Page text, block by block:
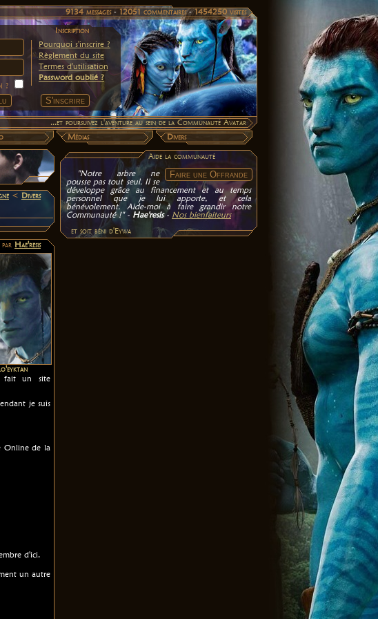
9134 messages -12051 commentaires -1454250 visites
Inscription
Pourquoi s'inscrire ?
Règlement du site
Termes d'utilisation
Password oublié ?
?
...et poursuivez l'aventure au sein de la Communauté Avatar
Médias
Divers
Aide la communauté
"Notre arbre ne
pousse pas tout seul. Il se
développe grâce au financement et au temps
personnel que je lui apporte, et cela
bénévolement. Aide-moi à faire grandir notre
Communauté !" - Hae'resis- Nos bienfaiteurs
et soit béni d'Eywa
< Divers
par Hae'resis
fait un site
je suis
Online de la
d'ici.
un autre